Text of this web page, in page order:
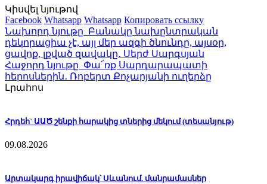
Կիսվել նյութով
Facebook Whatsapp Whatsapp Копировать ссылку
Նախորդ նյութը Բանակը նախընտրական
դեկորացիա չէ, այլ մեր ազգի ծնունդը, այսօր,
ցավոք, լքված զավակը․ Սերժ Սարգսյան
Հաջորդ նյութը Փա՜ռք Սարդարապատի
հերոսներին․ Ռոբերտ Քոչարյանի ուղերձը
Լրահոս
Հրդեհ` ԱԱԾ շենքի հարակից տներից մեկում (տեսանյութ)
09.08.2026
Արտակարգ իրավիճակ՝ Սևանում. մանրամասներ